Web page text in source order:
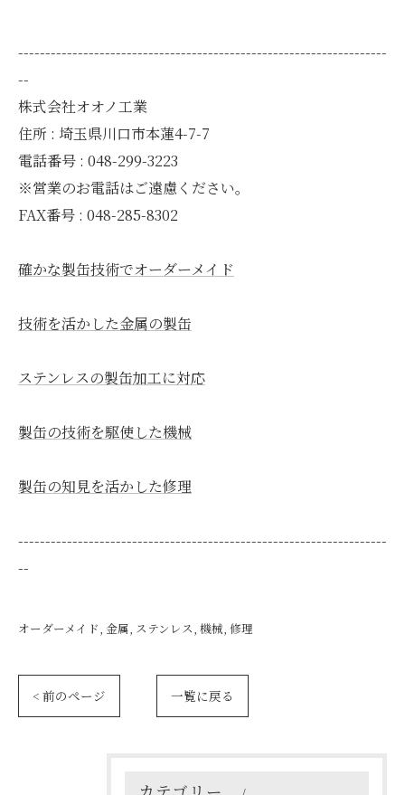
--------------------------------------------------------------------
--
株式会社オオノ工業
住所 : 埼玉県川口市本蓮4-7-7
電話番号 : 048-299-3223
※営業のお電話はご遠慮ください。
FAX番号 : 048-285-8302
確かな製缶技術でオーダーメイド
技術を活かした金属の製缶
ステンレスの製缶加工に対応
製缶の技術を駆使した機械
製缶の知見を活かした修理
--------------------------------------------------------------------
--
オーダーメイド 金属 ステンレス 機械 修理
< 前のページ 一覧に戻る